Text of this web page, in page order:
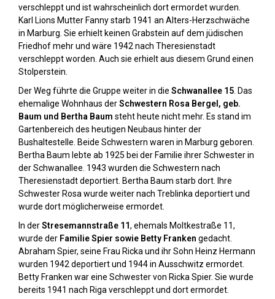
verschleppt und ist wahrscheinlich dort ermordet wurden.
Karl Lions Mutter Fanny starb 1941 an Alters-Herzschwäche
in Marburg. Sie erhielt keinen Grabstein auf dem jüdischen
Friedhof mehr und wäre 1942 nach Theresienstadt
verschleppt worden. Auch sie erhielt aus diesem Grund einen
Stolperstein.
Der Weg führte die Gruppe weiter in die Schwanallee 15 . Das
ehemalige Wohnhaus derSchwestern Rosa Bergel, geb.
Baum und Bertha Baum steht heute nicht mehr. Es stand im
Gartenbereich des heutigen Neubaus hinter der
Bushaltestelle. Beide Schwestern waren in Marburg geboren.
Bertha Baum lebte ab 1925 bei der Familie ihrer Schwester in
der Schwanallee. 1943 wurden die Schwestern nach
Theresienstadt deportiert. Bertha Baum starb dort. Ihre
Schwester Rosa wurde weiter nach Treblinka deportiert und
wurde dort möglicherweise ermordet.
In derStresemannstraße 11, ehemals Moltkestraße 11,
wurde der Familie Spier sowie Betty Franken gedacht.
Abraham Spier, seine Frau Ricka und ihr Sohn Heinz Hermann
wurden 1942 deportiert und 1944 in Ausschwitz ermordet.
Betty Franken war eine Schwester von Ricka Spier. Sie wurde
bereits 1941 nach Riga verschleppt und dort ermordet.